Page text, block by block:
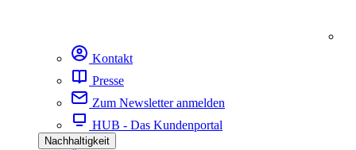
Kontakt
Presse
Zum Newsletter anmelden
HUB - Das Kundenportal
Nachhaltigkeit